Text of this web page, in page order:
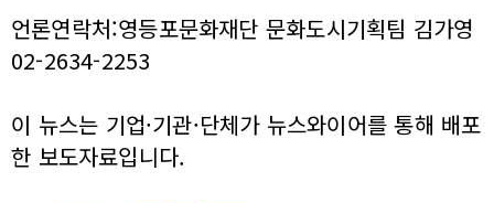
언론연락처:영등포문화재단 문화도시기획팀 김가영
02-2634-2253
이 뉴스는 기업·기관·단체가 뉴스와이어를 통해 배포
한 보도자료입니다.